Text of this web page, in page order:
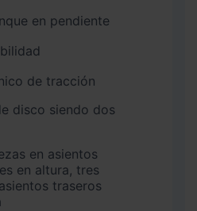
en pendiente
de tracción
en altura, tres
traseros